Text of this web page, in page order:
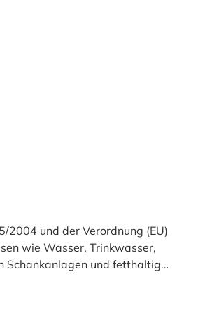
Schankanlagen und fetthaltige